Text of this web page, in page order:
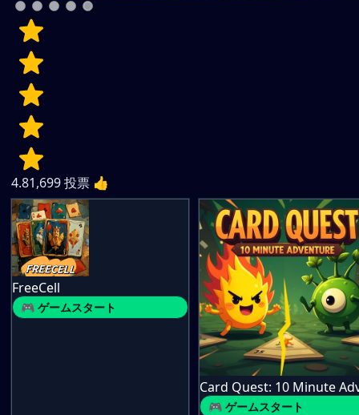
4.81,699投票 👍
FreeCell
🎮 ゲームスタート
🎮 ゲームスタート